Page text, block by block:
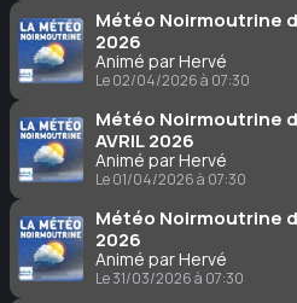
Météo Noirmoutrine
2026
Animé par Hervé
Le 02/04/2026 à 07:30
Météo Noirmoutrine
AVRIL 2026
Animé par Hervé
Le 01/04/2026 à 07:30
Météo Noirmoutrine
2026
Animé par Hervé
Le 31/03/2026 à 07:30